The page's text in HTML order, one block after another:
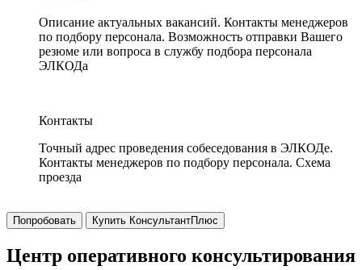
Описание актуальных вакансий. Контакты менеджеров
по подбору персонала. Возможность отправки Вашего
резюме или вопроса в службу подбора персонала
ЭЛКОДа
Контакты
Точный адрес проведения собеседования в ЭЛКОДе.
Контакты менеджеров по подбору персонала. Схема
проезда
Попробовать Купить КонсультантПлюс
Центр оперативного консультирования